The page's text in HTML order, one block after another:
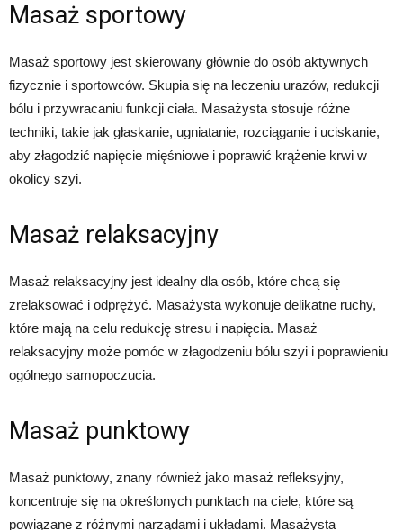
Masaż sportowy
Masaż sportowy jest skierowany głównie do osób aktywnych
fizycznie i sportowców. Skupia się na leczeniu urazów, redukcji
bólu i przywracaniu funkcji ciała. Masażysta stosuje różne
techniki, takie jak głaskanie, ugniatanie, rozciąganie i uciskanie,
aby złagodzić napięcie mięśniowe i poprawić krążenie krwi w
okolicy szyi.
Masaż relaksacyjny
Masaż relaksacyjny jest idealny dla osób, które chcą się
zrelaksować i odprężyć. Masażysta wykonuje delikatne ruchy,
które mają na celu redukcję stresu i napięcia. Masaż
relaksacyjny może pomóc w złagodzeniu bólu szyi i poprawieniu
ogólnego samopoczucia.
Masaż punktowy
Masaż punktowy, znany również jako masaż refleksyjny,
koncentruje się na określonych punktach na ciele, które są
powiązane z różnymi narządami i układami. Masażysta